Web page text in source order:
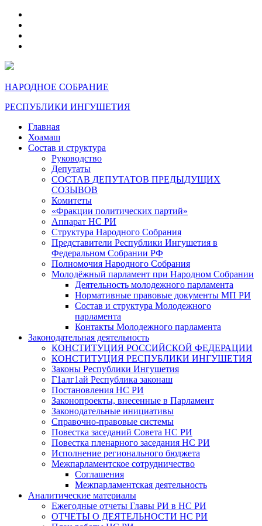
НАРОДНОЕ СОБРАНИЕ
РЕСПУБЛИКИ ИНГУШЕТИЯ
Главная
Хоамаш
Состав и структура
Руководство
Депутаты
СОСТАВ ДЕПУТАТОВ ПРЕДЫДУЩИХ
СОЗЫВОВ
Комитеты
«Фракции политических партий»
Аппарат НС РИ
Структура Народного Собрания
Представители Республики Ингушетия в
Федеральном Собрании РФ
Полномочия Народного Собрания
Молодёжный парламент при Народном Собрании
Деятельность молодежного парламента
Нормативные правовые документы МП РИ
Состав и структура Молодежного
парламента
Контакты Молодежного парламента
Законодательная деятельность
КОНСТИТУЦИЯ РОССИЙСКОЙ ФЕДЕРАЦИИ
КОНСТИТУЦИЯ РЕСПУБЛИКИ ИНГУШЕТИЯ
Законы Республики Ингушетия
Г1алг1ай Республика законаш
Постановления НС РИ
Законопроекты, внесенные в Парламент
Законодательные инициативы
Справочно-правовые системы
Повестка заседаний Совета НС РИ
Повестка пленарного заседания НС РИ
Исполнение регионального бюджета
Межпарламентское сотрудничество
Соглашения
Межпарламентская деятельность
Аналитические материалы
Ежегодные отчеты Главы РИ в НС РИ
ОТЧЕТЫ О ДЕЯТЕЛЬНОСТИ НС РИ